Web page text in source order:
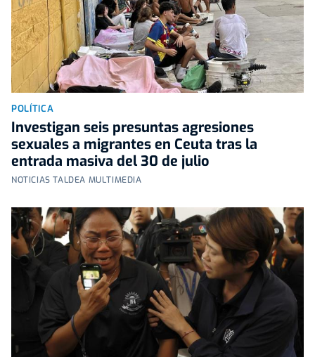
POLÍTICA
Investigan seis presuntas agresiones
sexuales a migrantes en Ceuta tras la
entrada masiva del 30 de julio
NOTICIAS TALDEA MULTIMEDIA